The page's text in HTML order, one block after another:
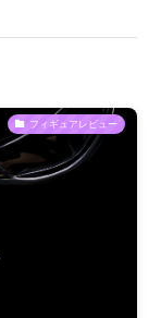
フィギュアレビュー